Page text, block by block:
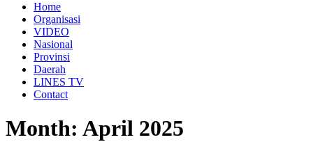
Home
Organisasi
VIDEO
Nasional
Provinsi
Daerah
LINES TV
Contact
Month: April 2025